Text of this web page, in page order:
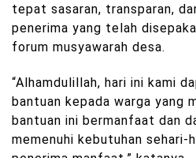
tepat sasaran, transparan,
penerima yang telah
forum musyawarah desa.
“Alhamdulillah, hari ini kami
bantuan kepada warga yang
bantuan ini bermanfaat dan
memenuhi kebutuhan sehari-